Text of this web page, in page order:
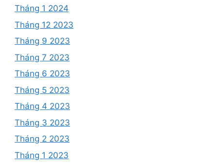
Tháng 1 2024
Tháng 12 2023
Tháng 9 2023
Tháng 7 2023
Tháng 6 2023
Tháng 5 2023
Tháng 4 2023
Tháng 3 2023
Tháng 2 2023
Tháng 1 2023